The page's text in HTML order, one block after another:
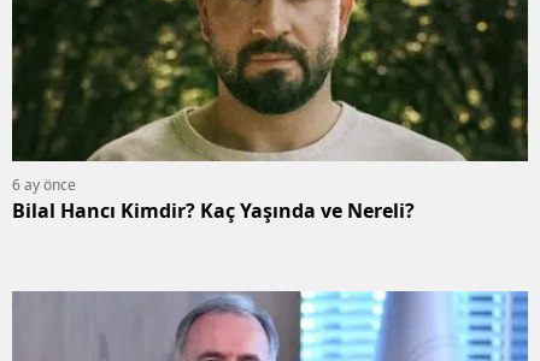
6 ay önce
Bilal Hancı Kimdir? Kaç Yaşında ve Nereli?